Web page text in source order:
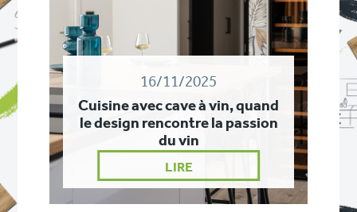
16/11/2025
Cuisine avec cave à vin, quand
le design rencontre la passion
du vin
LIRE